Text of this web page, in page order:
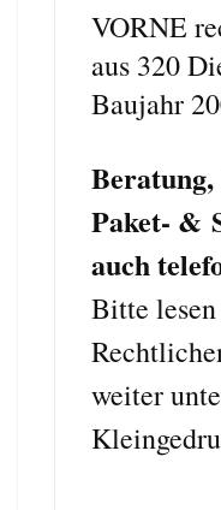
VORNE
aus 320
Baujahr
Paket- &
auch
Bitte
weiter